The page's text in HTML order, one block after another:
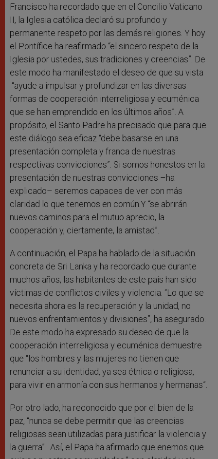
Francisco ha recordado que en el Concilio Vaticano
II, la Iglesia católica declaró su profundo y
permanente respeto por las demás religiones. Y hoy
el Pontífice ha reafirmado “el sincero respeto de la
Iglesia por ustedes, sus tradiciones y creencias”. De
este modo ha manifestado el deseo de que su vista
“ayude a impulsar y profundizar en las diversas
formas de cooperación interreligiosa y ecuménica
que se han emprendido en los últimos años”. A
propósito, el Santo Padre ha precisado que para que
este diálogo sea eficaz “debe basarse en una
presentación completa y franca de nuestras
respectivas convicciones”. Si somos honestos en la
presentación de nuestras convicciones –ha
explicado– seremos capaces de ver con más
claridad lo que tenemos en común.Y “se abrirán
nuevos caminos para el mutuo aprecio, la
cooperación y, ciertamente, la amistad”.
A continuación, el Papa ha hablado de la situación
concreta de Sri Lanka y ha recordado que durante
muchos años, las habitantes de este país han sido
víctimas de conflictos civiles y violencia. “Lo que se
necesita ahora es la recuperación y la unidad, no
nuevos enfrentamientos y divisiones”, ha asegurado.
De este modo ha expresado su deseo de que la
cooperación interreligiosa y ecuménica demuestre
que “los hombres y las mujeres no tienen que
renunciar a su identidad, ya sea étnica o religiosa,
para vivir en armonía con sus hermanos y hermanas”.
Por otro lado, ha reconocido que por el bien de la
paz, “nunca se debe permitir que las creencias
religiosas sean utilizadas para justificar la violencia y
la guerra”. Así, el Papa ha afirmado que enemos que